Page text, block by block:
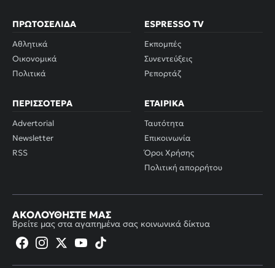
ΠΡΩΤΟΣΈΛΙΔΑ
Αθλητικά
Οικονομικά
Πολιτικά
ESPRESSO TV
Εκπομπές
Συνεντεύξεις
Ρεπορτάζ
ΠΕΡΙΣΣΌΤΕΡΑ
Advertorial
Newsletter
RSS
ΕΤΑΙΡΙΚΆ
Ταυτότητα
Επικοινωνία
Όροι Χρήσης
Πολιτική απορρήτου
ΑΚΟΛΟΥΘΉΣΤΕ ΜΑΣ
Βρείτε μας στα αγαπημένα σας κοινωνικά δίκτυα